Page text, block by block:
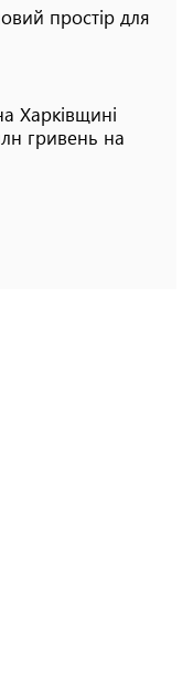
простір для
Харківщині
гривень на